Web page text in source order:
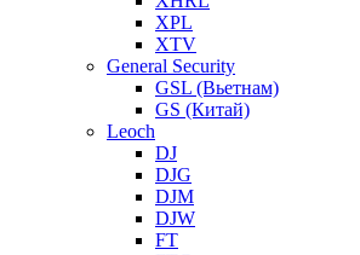
XPL
XTV
General Security
GSL (Вьетнам)
GS (Китай)
Leoch
DJ
DJG
DJM
DJW
FT